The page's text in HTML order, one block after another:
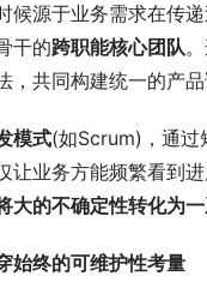
候源于业务需求在传
干的跨职能核心团队
，共同构建统一的产品
模式(如Scrum)，通过
让业务方能频繁看到
大的不确定性转化为
始终的可维护性考量